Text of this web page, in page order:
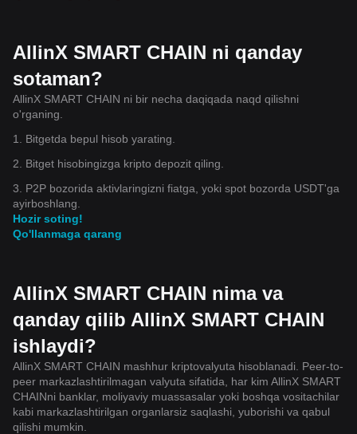
AllinX SMART CHAIN ni qanday
sotaman?
AllinX SMART CHAIN ni bir necha daqiqada naqd qilishni
o'rganing.
1. Bitgetda bepul hisob yarating.
2. Bitget hisobingizga kripto depozit qiling.
3. P2P bozorida aktivlaringizni fiatga, yoki spot bozorda USDT'ga
ayirboshlang.
Hozir soting!
Qo'llanmaga qarang
AllinX SMART CHAIN nima va
qanday qilib AllinX SMART CHAIN
ishlaydi?
AllinX SMART CHAIN mashhur kriptovalyuta hisoblanadi. Peer-to-
peer markazlashtirilmagan valyuta sifatida, har kim AllinX SMART
CHAINni banklar, moliyaviy muassasalar yoki boshqa vositachilar
kabi markazlashtirilgan organlarsiz saqlashi, yuborishi va qabul
qilishi mumkin.